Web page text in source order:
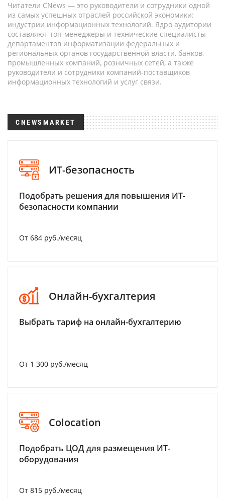
Читатели CNews — это руководители и сотрудники одной
из самых успешных отраслей российской экономики:
индустрии информационных технологий. Ядро аудитории
составляют топ-менеджеры и технические специалисты
департаментов информатизации федеральных и
региональных органов государственной власти, банков,
промышленных компаний, розничных сетей, а также
руководители и сотрудники компаний-поставщиков
информационных технологий и услуг связи.
CNEWSMARKET
ИТ-безопасность
Подобрать решения для повышения ИТ-
безопасности компании
От 684 руб./месяц
Онлайн-бухгалтерия
Выбрать тариф на онлайн-бухгалтерию
От 1 300 руб./месяц
Colocation
Подобрать ЦОД для размещения ИТ-
оборудования
От 815 руб./месяц